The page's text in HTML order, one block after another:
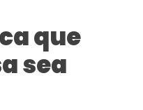
que
sea